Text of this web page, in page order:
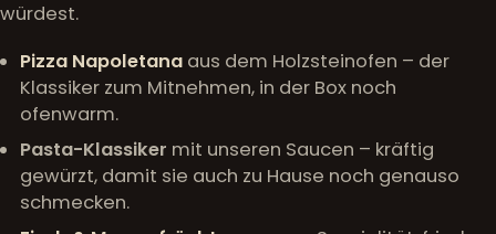
würdest.
Pizza Napoletana aus dem Holzsteinofen – der
Klassiker zum Mitnehmen, in der Box noch
ofenwarm.
Pasta-Klassiker mit unseren Saucen – kräftig
gewürzt, damit sie auch zu Hause noch genauso
schmecken.